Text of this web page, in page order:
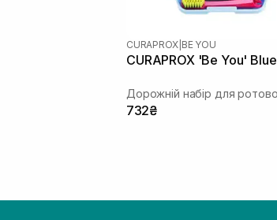
CURAPROX BE YOU
CURAPROX 'Be You' Blue
732₴